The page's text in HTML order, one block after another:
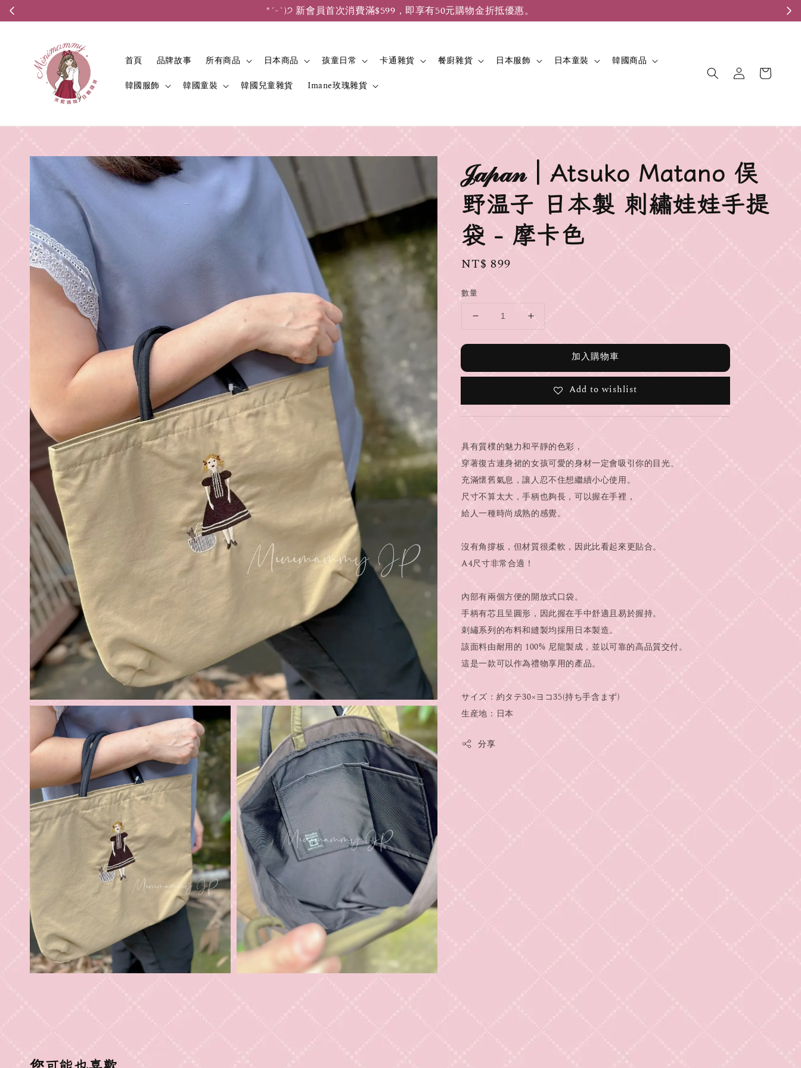
*ˊᵕˋ)੭ 新會員首次消費滿$599，即享有50元購物金折抵優惠。
首頁 品牌故事 所有商品 日本商品 孩童日常 卡通雜貨 餐廚雜貨 日本服飾 日本童裝
韓國商品
韓國服飾
韓國童裝 韓國兒童雜貨 Imane玫瑰雜貨
𝒥𝒶𝓅𝒶𝓃｜Atsuko Matano 俣
野温子 日本製 刺繡娃娃手提
袋 - 摩卡色
Regular
NT$ 899
數量
加入購物車
Add to wishlist
具有質樸的魅力和平靜的色彩，
穿著復古連身裙的女孩可愛的身材一定會吸引你的目光。
充滿懷舊氣息，讓人忍不住想繼續小心使用。
尺寸不算太大，手柄也夠長，可以握在手裡，
給人一種時尚成熟的感覺。
沒有角撐板，但材質很柔軟，因此比看起來更貼合。
A4尺寸非常合適！
內部有兩個方便的開放式口袋。
手柄有芯且呈圓形，因此握在手中舒適且易於握持。
刺繡系列的布料和縫製均採用日本製造。
該面料由耐用的 100% 尼龍製成，並以可靠的高品質交付。
這是一款可以作為禮物享用的產品。
サイズ：約タテ30×ヨコ35(持ち手含まず)
生産地：日本
分享